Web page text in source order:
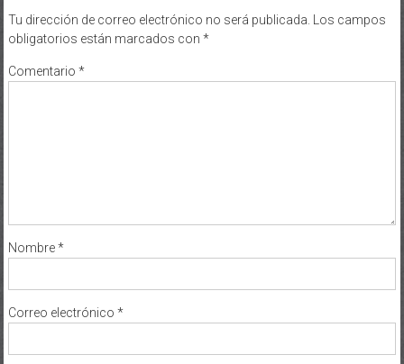
Tu dirección de correo electrónico no será publicada.
Los campos
obligatorios están marcados con *
Comentario *
Nombre*
Correo electrónico *